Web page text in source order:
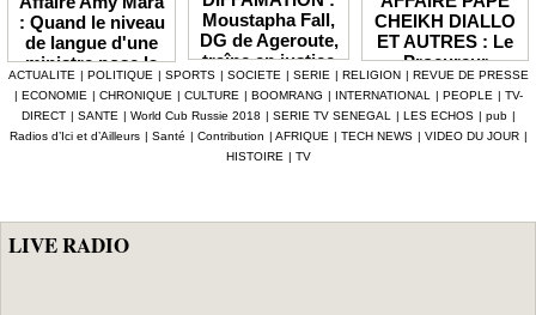
: Quand le niveau
de langue d'une
ministre pose la
question de la
compétence et de
la crédibilité de
l'État
Moustapha Fall,
DG de Ageroute,
traîne en justice
l’ex DRH Cheikh
Amet Tidiane
Thiam
CHEIKH DIALLO
ET AUTRES : Le
Procureur
interjette appel et
maintient en
prison ceux qui
ont été placés
ACTUALITE | POLITIQUE | SPORTS | SOCIETE | SERIE | RELIGION | REVUE DE PRESSE
| ECONOMIE | CHRONIQUE | CULTURE | BOOMRANG | INTERNATIONAL | PEOPLE | TV-
DIRECT | SANTE | World Cub Russie 2018 | SERIE TV SENEGAL | LES ECHOS | pub |
Radios d’Ici et d’Ailleurs | Santé | Contribution | AFRIQUE | TECH NEWS | VIDEO DU JOUR |
HISTOIRE | TV
LIVE RADIO